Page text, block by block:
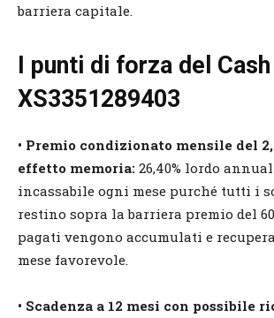
barriera capitale.
I punti di forza del
XS3351289403
• Premio condizionato mensile del
effetto memoria: 26,40% lordo
incassabile ogni mese purché tutti i
restino sopra la barriera premio del
pagati vengono accumulati e
mese favorevole.
• Scadenza a 12 mesi con possibile